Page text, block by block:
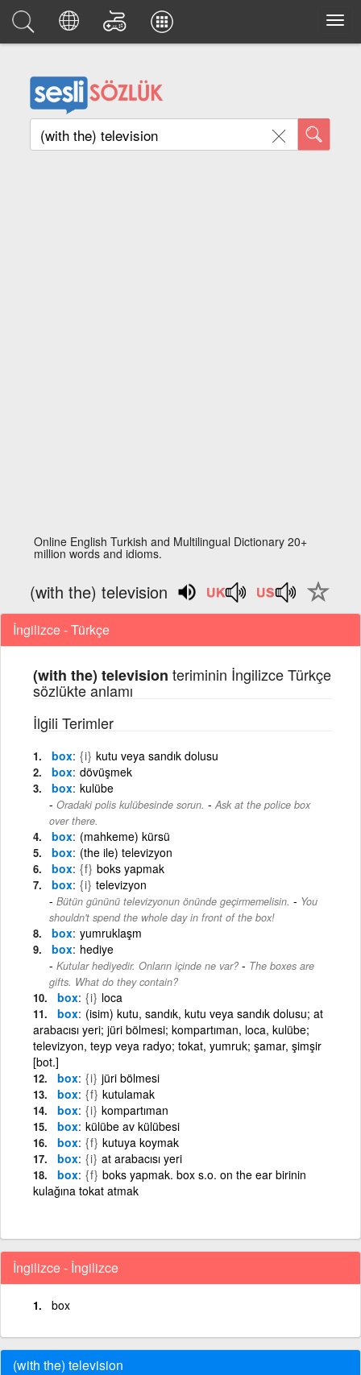
Online English Turkish and Multilingual Dictionary 20+
million words and idioms.
(with the) television
İngilizce - Türkçe
(with the) television teriminin İngilizce Türkçe
sözlükte anlamı
İlgili Terimler
box {i} kutu veya sandık dolusu
box dövüşmek
box kulübe
Oradaki polis kulübesinde sorun. - Ask at the police box
over there.
box (mahkeme) kürsü
box (the ile) televizyon
box {f} boks yapmak
box {i} televizyon
Bütün gününü televizyonun önünde geçirmemelisin. - You
shouldn't spend the whole day in front of the box!
box yumruklaşm
box hediye
Kutular hediyedir. Onların içinde ne var? - The boxes are
gifts. What do they contain?
box {i} loca
box (isim) kutu, sandık, kutu veya sandık dolusu; at
arabacısı yeri; jüri bölmesi; kompartıman, loca, kulübe;
televizyon, teyp veya radyo; tokat, yumruk; şamar, şimşir
[bot.]
box {i} jüri bölmesi
box {f} kutulamak
box {i} kompartıman
box külübe av külübesi
box {f} kutuya koymak
box {i} at arabacısı yeri
box {f} boks yapmak. box s.o. on the ear birinin
kulağına tokat atmak
İngilizce - İngilizce
box
(with the) television